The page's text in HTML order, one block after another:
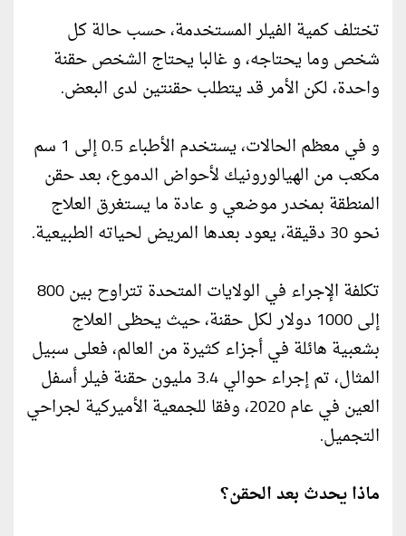
تختلف كمية الفيلر المستخدمة، حسب حالة كل
شخص وما يحتاجه، و غالبا يحتاج الشخص حقنة
واحدة، لكن الأمر قد يتطلب حقنتين لدى البعض.
و في معظم الحالات، يستخدم الأطباء 0.5 إلى 1 سم
مكعب من الهيالورونيك لأحواض الدموع، بعد حقن
المنطقة بمخدر موضعي و عادة ما يستغرق العلاج
نحو 30 دقيقة، يعود بعدها المريض لحياته الطبيعية.
تكلفة الإجراء في الولايات المتحدة تتراوح بين 800
إلى 1000 دولار لكل حقنة، حيث يحظى العلاج
بشعبية هائلة في أجزاء كثيرة من العالم، فعلى سبيل
المثال، تم إجراء حوالي 3.4 مليون حقنة فيلر أسفل
العين في عام 2020، وفقا للجمعية الأميركية لجراحي
التجميل.
ماذا يحدث بعد الحقن؟